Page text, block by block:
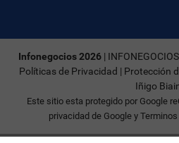
Infonegocios 2026 |
Políticas de Privacidad | Protección
Iñigo
Este sitio esta protegido por Google
privacidad de Googley